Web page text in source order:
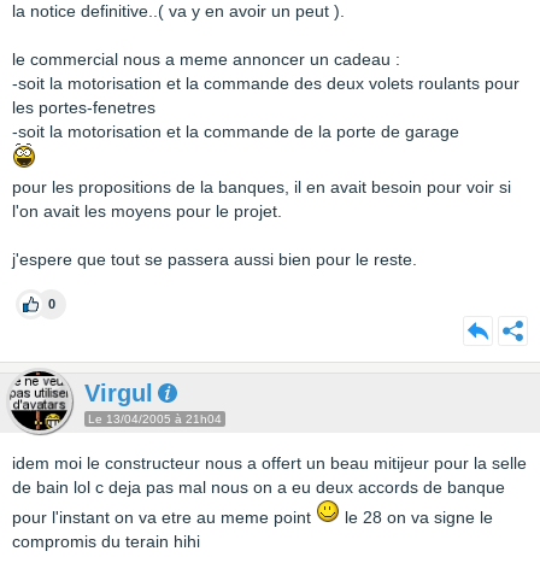
la notice definitive..( va y en avoir un peut ).
le commercial nous a meme annoncer un cadeau :
-soit la motorisation et la commande des deux volets roulants pour
les portes-fenetres
-soit la motorisation et la commande de la porte de garage
pour les propositions de la banques, il en avait besoin pour voir si
l'on avait les moyens pour le projet.
j'espere que tout se passera aussi bien pour le reste.
0
Virgul
Le 13/04/2005 à 21h04
idem moi le constructeur nous a offert un beau mitijeur pour la selle
de bain lol c deja pas mal nous on a eu deux accords de banque
pour l'instant on va etre au meme point
le 28 on va signe le
compromis du terain hihi